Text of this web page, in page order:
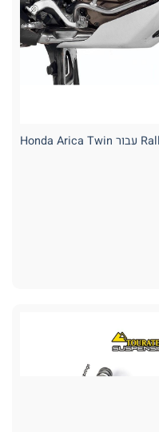
חבילת מיגון מנוע Rallye עבור Honda Arica Twin